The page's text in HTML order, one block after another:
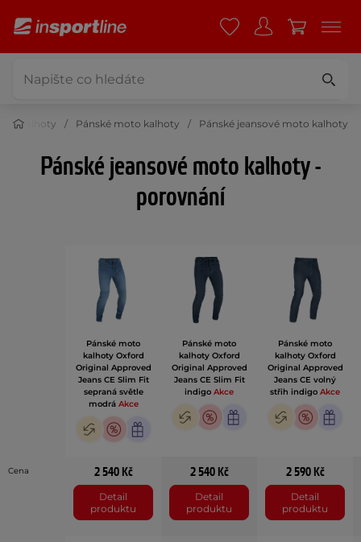
kalhoty Pánské moto kalhoty Pánské jeansové moto kalhoty
Pánské jeansové moto kalhoty -
porovnání
Pánské moto
kalhoty Oxford
Original Approved
Jeans CE Slim Fit
sepraná světle
modrá Akce
Pánské moto
kalhoty Oxford
Original Approved
Jeans CE Slim Fit
indigo Akce
Pánské moto
kalhoty Oxford
Original Approved
Jeans CE volný
střih indigo Akce
Cena 2 540 Kč
Detail
produktu
2 540 Kč
Detail
produktu
2 590 Kč
Detail
produktu